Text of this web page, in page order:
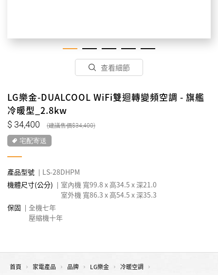
查看細節
LG樂金-DUALCOOL WiFi雙迴轉變頻空調 - 旗艦
冷暖型_2.8kw
34,400 34,400
宅配寄送
產品型號
LS-28DHPM
機體尺寸(公分)
室內機 寬99.8 x 高34.5 x 深21.0
室外機 寬86.3 x 高54.5 x 深35.3
保固
全機七年
壓縮機十年
首頁 家電產品 品牌 LG樂金
冷暖空調